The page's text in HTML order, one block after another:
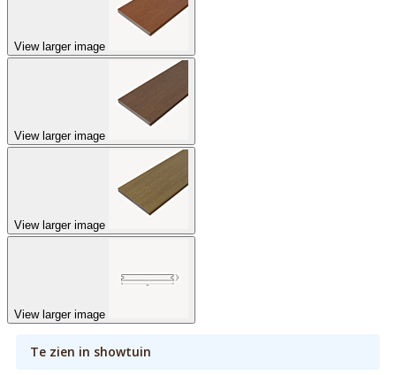
View larger image
View larger image
View larger image
View larger image
Te zien in showtuin